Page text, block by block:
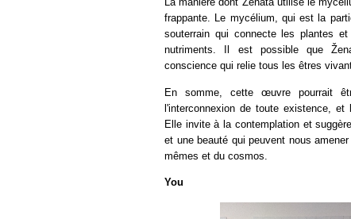
frappante. Le mycélium, qui est la
souterrain qui connecte les plantes
nutriments. Il est possible que
conscience qui relie tous les êtres
En somme, cette œuvre pourrait
l'interconnexion de toute existence, et
Elle invite à la contemplation et
et une beauté qui peuvent nous
mêmes et du cosmos.
You